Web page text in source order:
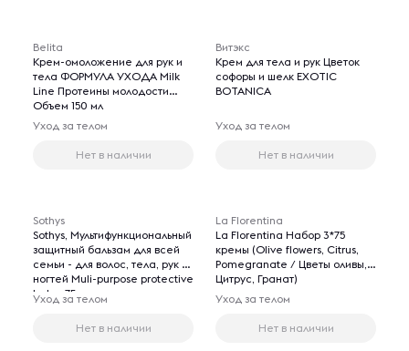
Belita
Крем-омоложение для рук и
тела ФОРМУЛА УХОДА Milk
Line Протеины молодости
Объем 150 мл
Уход за телом
Нет в наличии
Витэкс
Крем для тела и рук Цветок
софоры и шелк EXOTIC
BOTANICA
Уход за телом
Нет в наличии
Sothys
Sothys, Мультифункциональный
защитный бальзам для всей
семьи - для волос, тела, рук и
ногтей Muli-purpose protective
balm, 75 мл.
Уход за телом
Нет в наличии
La Florentina
La Florentina Набор 3*75
кремы (Olive flowers, Citrus,
Pomegranate / Цветы оливы,
Цитрус, Гранат)
Уход за телом
Нет в наличии